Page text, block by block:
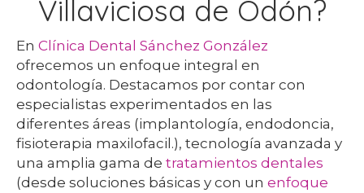
Villaviciosa de Odón?
En Clínica Dental Sánchez González
ofrecemos un enfoque integral en
odontología. Destacamos por contar con
especialistas experimentados en las
diferentes áreas (implantología, endodoncia,
fisioterapia maxilofacil.), tecnología avanzada y
una amplia gama de tratamientos dentales
(desde soluciones básicas y con un enfoque